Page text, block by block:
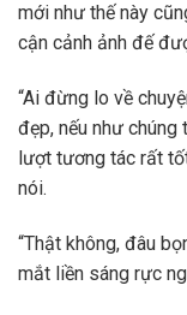
mới như thế này
cận cảnh ảnh đế
“Ai đừng lo về
đẹp, nếu như
lượt tương tác rất
nói.
“Thật không, đâu
mắt liền sáng rực